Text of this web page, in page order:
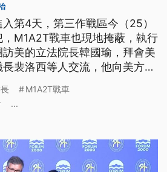
第4天，第三作戰區今（25）
M1A2T戰車也現地掩蔽，執行
美的立法院長韓國瑜，拜會美
裴洛西等人交流，他向美方喊
M1A2T戰車
...